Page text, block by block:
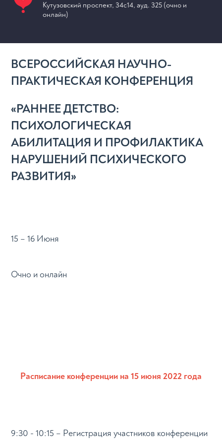
Кутузовский проспект, 34с14, ауд. 325 (очно и
онлайн)
МЕРОПРИЯТИЯ
ВСЕРОССИЙСКАЯ НАУЧНО-
ПРАКТИЧЕСКАЯ КОНФЕРЕНЦИЯ
«РАННЕЕ ДЕТСТВО:
ПСИХОЛОГИЧЕСКАЯ
АБИЛИТАЦИЯ И ПРОФИЛАКТИКА
НАРУШЕНИЙ ПСИХИЧЕСКОГО
РАЗВИТИЯ»
15 – 16 Июня
Очно и онлайн
Расписание конференции на 15 июня 2022 года
9:30 - 10:15 – Регистрация участников конференции